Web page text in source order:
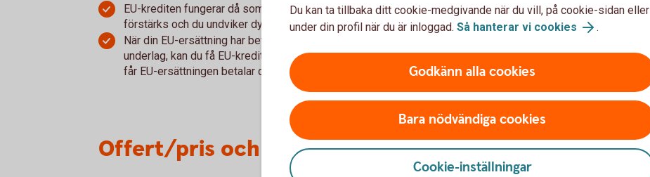
EU-krediten fungerar då som ett förskott fram till utbetalningen. Likviditeten
förstärks och du undviker dyra leverantörsskulder.
När din EU-ersättning har beviljats av myndigheten eller när du har en ansökan som
underlag, kan du få EU-kredit efter sedvanlig kreditprövning. I samband med att du
får EU-ersättningen betalar du tillbaka lånet till banken.
Offert/pris och räntor
Du kan ta tillbaka ditt cookie-medgivande när du vill, på cookie-sidan eller
under din profil när du är inloggad. Så hanterar vi cookies .
Godkänn alla cookies
Bara nödvändiga cookies
Cookie-inställningar